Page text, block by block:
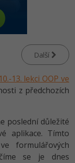
Další
13. lekci OOP ve
z předchozích
poslední důležité
aplikace. Tímto
formulářových
se je dnes